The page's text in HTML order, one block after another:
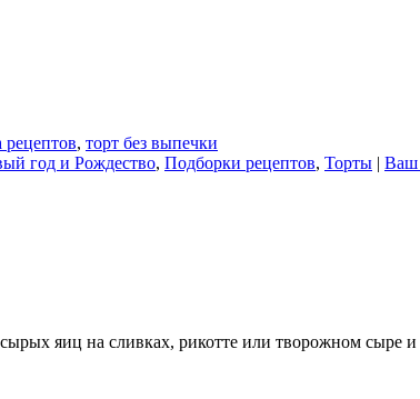
рецептов, торт без выпечки
год и Рождество, Подборки рецептов, Торты | Ваш
яиц на сливках, рикотте или творожном сыре